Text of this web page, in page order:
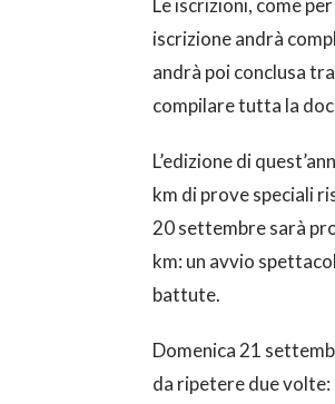
Le iscrizioni, come
iscrizione andrà
andrà poi conclusa
compilare tutta la
L’edizione di
km di prove speciali
20 settembre sarà
km: un avvio
battute.
Domenica 21
da ripetere due volte: